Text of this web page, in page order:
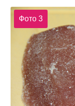
Фото 3